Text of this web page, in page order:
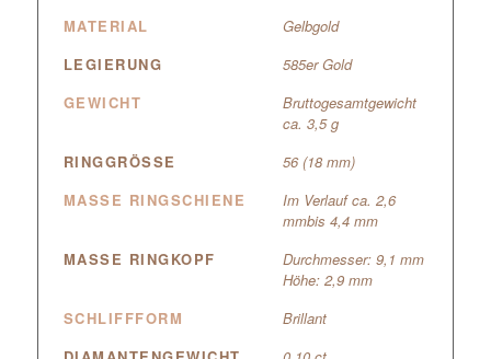
MATERIAL
Gelbgold
LEGIERUNG
585er Gold
GEWICHT
Bruttogesamtgewicht
ca. 3,5 g
RINGGRÖSSE
56 (18 mm)
MASSE RINGSCHIENE
Im Verlauf ca. 2,6
mmbis 4,4 mm
MASSE RINGKOPF
Durchmesser: 9,1 mm
Höhe: 2,9 mm
SCHLIFFFORM
Brillant